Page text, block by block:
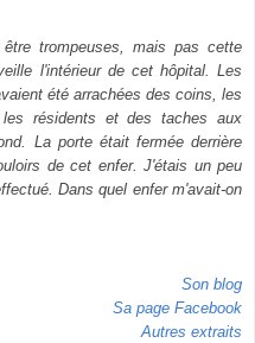
trompeuses, mais pas cette
l'intérieur de cet hôpital. Les
été arrachées des coins, les
résidents et des taches aux
La porte était fermée derrière
de cet enfer. J'étais un peu
Dans quel enfer m'avait-on
Son blog
Sa page Facebook
Autres extraits